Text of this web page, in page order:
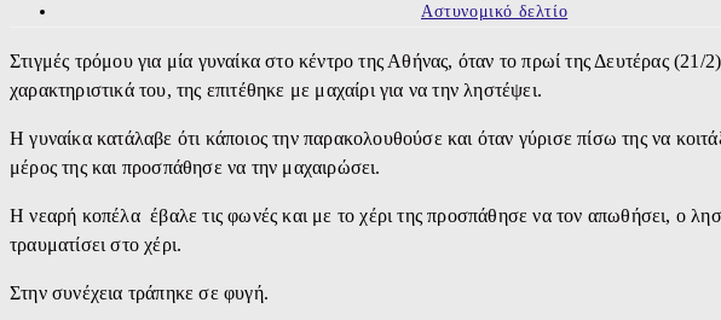
Αστυνομικό δελτίο
Στιγμές τρόμου για μία γυναίκα στο κέντρο της Αθήνας, όταν το πρωί της Δευτέρας
χαρακτηριστικά του, της επιτέθηκε με μαχαίρι για να την ληστέψει.
Η γυναίκα κατάλαβε ότι κάποιος την παρακολουθούσε και όταν γύρισε πίσω της να
μέρος της και προσπάθησε να την μαχαιρώσει.
Η νεαρή κοπέλα έβαλε τις φωνές και με το χέρι της προσπάθησε να τον απωθήσει, ο
τραυματίσει στο χέρι.
Στην συνέχεια τράπηκε σε φυγή.